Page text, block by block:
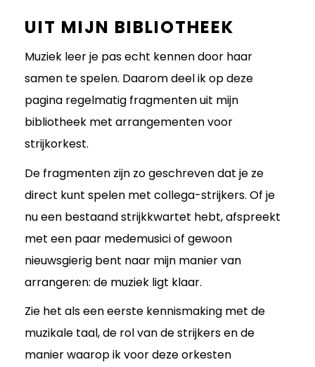
UIT MIJN BIBLIOTHEEK
Muziek leer je pas echt kennen door haar
samen te spelen. Daarom deel ik op deze
pagina regelmatig fragmenten uit mijn
bibliotheek met arrangementen voor
strijkorkest.
De fragmenten zijn zo geschreven dat je ze
direct kunt spelen met collega-strijkers. Of je
nu een bestaand strijkkwartet hebt, afspreekt
met een paar medemusici of gewoon
nieuwsgierig bent naar mijn manier van
arrangeren: de muziek ligt klaar.
Zie het als een eerste kennismaking met de
muzikale taal, de rol van de strijkers en de
manier waarop ik voor deze orkesten